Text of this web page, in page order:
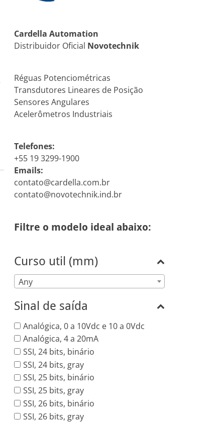
Cardella Automation
Distribuidor Oficial Novotechnik
Réguas Potenciométricas
Transdutores Lineares de Posição
Sensores Angulares
Acelerômetros Industriais
Telefones:
+55 19 3299-1900
Emails:
contato@cardella.com.br
contato@novotechnik.ind.br
Filtre o modelo ideal abaixo:
Curso util (mm)
Any
Sinal de saída
Analógica, 0 a 10Vdc e 10 a 0Vdc
Analógica, 4 a 20mA
SSI, 24 bits, binário
SSI, 24 bits, gray
SSI, 25 bits, binário
SSI, 25 bits, gray
SSI, 26 bits, binário
SSI, 26 bits, gray